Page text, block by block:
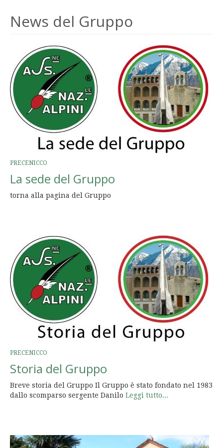
News del Gruppo
PRECENICCO
La sede del Gruppo
torna alla pagina del Gruppo
PRECENICCO
Storia del Gruppo
Breve storia del Gruppo Il Gruppo è stato fondato nel 1983
dallo scomparso sergente Danilo Leggi tutto...